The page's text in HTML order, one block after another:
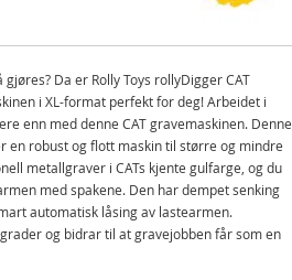
Da er Rolly Toys rollyDigger CAT
i XL-format perfekt for deg! Arbeidet i
enn med denne CAT gravemaskinen. Denne
en robust og flott maskin til større og mindre
metallgraver i CATs kjente gulfarge, og du
med spakene. Den har dempet senking
automatisk låsing av lastearmen.
og bidrar til at gravejobben får som en